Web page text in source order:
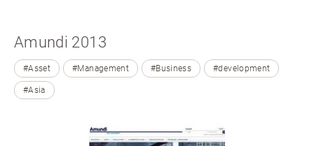
Amundi 2013
#Asset #Management #Business #development
#Asia